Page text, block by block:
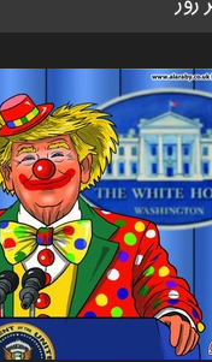
مسابقۀ
کاریکاتور
مهلت 3 ماه دیگر
جشنواره
پرتغال، ۲۰۲۷